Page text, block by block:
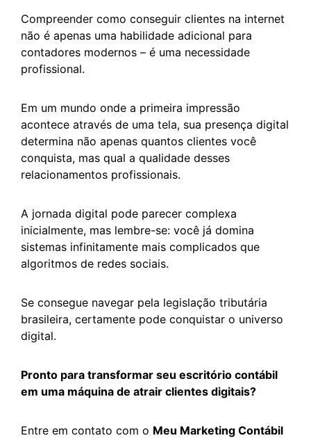
Compreender como conseguir clientes na internet
não é apenas uma habilidade adicional para
contadores modernos – é uma necessidade
profissional.
Em um mundo onde a primeira impressão
acontece através de uma tela, sua presença digital
determina não apenas quantos clientes você
conquista, mas qual a qualidade desses
relacionamentos profissionais.
A jornada digital pode parecer complexa
inicialmente, mas lembre-se: você já domina
sistemas infinitamente mais complicados que
algoritmos de redes sociais.
Se consegue navegar pela legislação tributária
brasileira, certamente pode conquistar o universo
digital.
Pronto para transformar seu escritório contábil
em uma máquina de atrair clientes digitais?
Entre em contato com o Meu Marketing Contábil